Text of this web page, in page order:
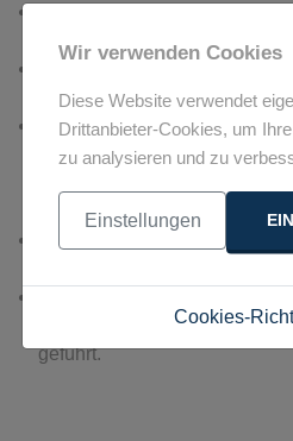
Ingrid Demmer und Otto
Steuerberater Dipl.-Kfm.
Nach Eintritt des
Buchprüfers Dipl.-Kfm.
und des Steuerberaters
Jahre 2012 wird die Sozietät
Seit November 2018 wird
Seit Januar 2024 wird die
Kroj
geführt.
Wir verwenden Cookies
Diese Website verwendet
Drittanbieter-Cookies, um
zu analysieren und zu
Einstellungen
Cookies-